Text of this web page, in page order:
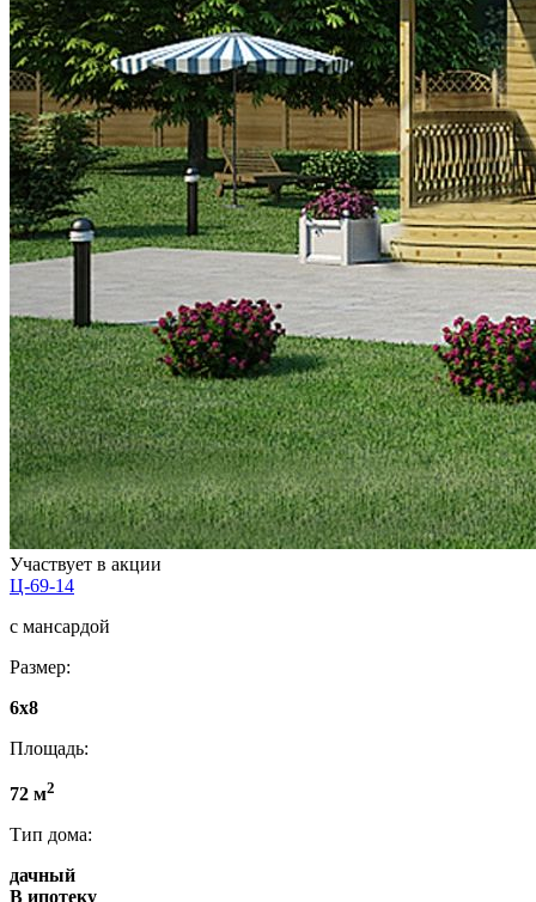
Участвует в акции
Ц-69-14
с мансардой
Размер:
6x8
Площадь:
72 м2
Тип дома:
дачный
В ипотеку